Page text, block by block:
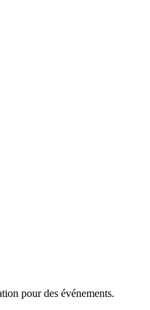
pour des événements.